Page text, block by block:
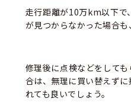
走行距離が10万km以下で
が見つからなかった場合も
修理後に点検などをして
合は、無理に買い替えず
れても良いでしょう。